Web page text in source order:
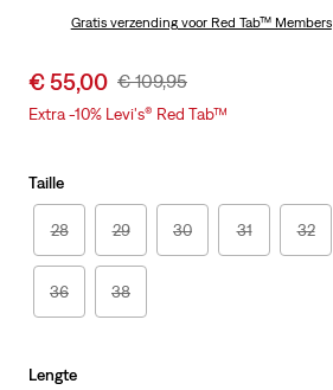
is
Was
Gratis verzendingvoor Red Tab™ Members
Sale
price
€ 55,00 Original
Price
€ 109,95
Extra -10% Levi's® Red Tab™
Taille
28 29 30 31 32
36 38
Lengte